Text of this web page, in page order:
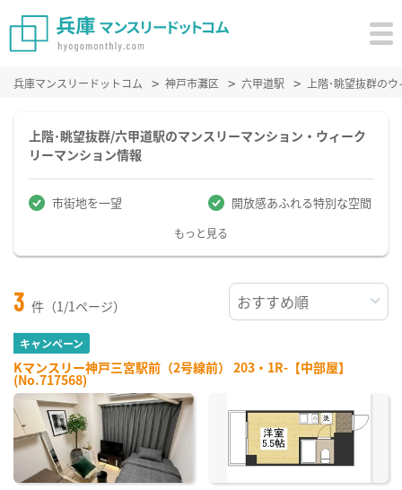
兵庫マンスリードットコム 神戸市灘区 六甲道駅 上階･眺望抜群の
上階･眺望抜群/六甲道駅のマンスリーマンション・ウィーク
リーマンション情報
市街地を一望 開放感あふれる特別な空間
もっと見る
3 件（1/1ページ）
キャンペーン
Kマンスリー神戸三宮駅前（2号線前） 203・1R-【中部屋】
(No.717568)